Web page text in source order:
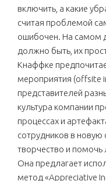
включить, а какие
считая проблемой
ошибочен. На самом
должно быть, их
Кнаффке
мероприятия (offsite
представителей
культура компании
процессах и
сотрудников в
творчество и
Она предлагает
метод «Appreciative